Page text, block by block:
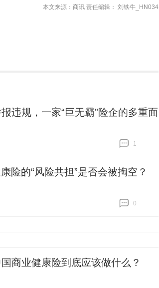
本文来源：商讯 责任编辑： 刘铁牛_HN034
违规，一家“巨无霸”险企的多重面
1
险的“风险共担”是否会被掏空？
0
商业健康险到底应该做什么？